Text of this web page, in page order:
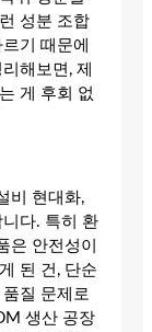
성분 조합
기 때문에
해보면, 제
게 후회 없
비 현대화,
다. 특히 환
은 안전성이
된 건, 단순
질 문제로
생산 공장